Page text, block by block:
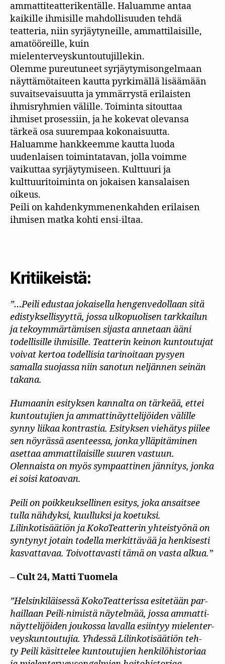
ammattiteatterikentälle. Haluamme antaa
kaikille ihmisille mahdollisuuden tehdä
teatteria, niin syrjäytyneille, ammattilaisille,
amatööreille, kuin
mielenterveyskuntoutujillekin.
Olemme pureutuneet syrjäytymisongelmaan
näyttämötaiteen kautta pyrkimällä lisäämään
suvaitsevaisuutta ja ymmärrystä erilaisten
ihmisryhmien välille. Toiminta sitouttaa
ihmiset prosessiin, ja he kokevat olevansa
tärkeä osa suurempaa kokonaisuutta.
Haluamme hankkeemme kautta luoda
uudenlaisen toimintatavan, jolla voimme
vaikuttaa syrjäytymiseen. Kulttuuri ja
kulttuuritoiminta on jokaisen kansalaisen
oikeus.
Peili on kahdenkymmenenkahden erilaisen
ihmisen matka kohti ensi-iltaa.
Kritiikeistä:
”…Peili edustaa jokaisella hengenvedollaan sitä
edistyksellisyyttä, jossa ulkopuolisen tarkkailun
ja tekoymmärtämisen sijasta annetaan ääni
todellisille ihmisille. Teatterin keinon kuntoutujat
voivat kertoa todellisia tarinoitaan pysyen
samalla suojassa niin sanotun neljännen seinän
takana.
Humaanin esityksen kannalta on tärkeää, ettei
kuntoutujien ja ammattinäyttelijöiden välille
synny liikaa kontrastia. Esityksen viehätys piilee
sen nöyrässä asenteessa, jonka ylläpitäminen
asettaa ammattilaisille suuren vastuun.
Olennaista on myös sympaattinen jännitys, jonka
ei soisi katoavan.
Peili on poikkeuksellinen esitys, joka ansaitsee
tulla nähdyksi, kuulluksi ja koetuksi.
Lilinkotisäätiön ja KokoTeatterin yhteistyönä on
syntynyt jotain todella merkittävää ja henkisesti
kasvattavaa. Toivottavasti tämä on vasta alkua.”
– Cult 24, Matti Tuomela
”Hel­sin­ki­läi­ses­sä Ko­ko­Teat­te­ris­sa esi­te­tään par­
hail­laan Pei­li-ni­mis­tä näy­tel­mää, jos­sa am­mat­ti­
näyt­te­li­jöi­den jou­kos­sa la­val­la esiin­tyy mie­len­ter­
veys­kun­tou­tu­jia. Yh­des­sä Li­lin­ko­ti­sää­tiön teh­
ty Pei­li kä­sit­te­lee kun­tou­tu­jien hen­ki­lö­his­to­riaa